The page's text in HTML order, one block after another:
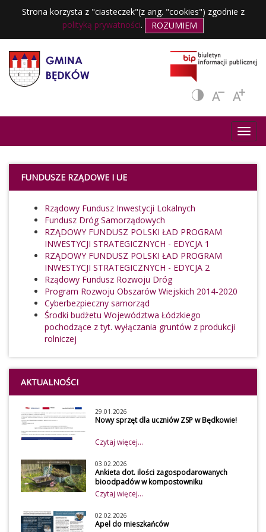
Strona korzysta z "ciasteczek"(z ang. "cookies") zgodnie z
polityką prywatności. ROZUMIEM
FUNDUSZE RZĄDOWE I UE
Rządowy Fundusz Inwestycji Lokalnych
Fundusz Dróg Samorządowych
RZĄDOWY FUNDUSZ POLSKI ŁAD PROGRAM
INWESTYCJI STRATEGICZNYCH - EDYCJA 1
RZĄDOWY FUNDUSZ POLSKI ŁAD PROGRAM
INWESTYCJI STRATEGICZNYCH - EDYCJA 2
Rządowy Fundusz Rozwoju Dróg
Program Rozwoju Obszarów Wiejskich 2014-2020
Cyberbezpieczny samorząd
Środki budżetu Województwa Łódzkiego
pochodzące z tyt. wyłączania gruntów z produkcji
rolniczej
AKTUALNOŚCI
29.01.2026
Nowy sprzęt dla uczniów ZSP w Będkowie!
Czytaj więcej...
03.02.2026
Ankieta dot. ilości zagospodarowanych
bioodpadów w kompostowniku
przydomowym w 2026 roku
Szanowni mieszkańcy
Z uwagi na obowiązek
osiągnięcia wymaganego
Czytaj więcej...
02.02.2026
Apel do mieszkańców